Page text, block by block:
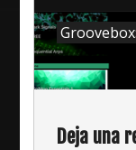
Siguiente:
Deja una